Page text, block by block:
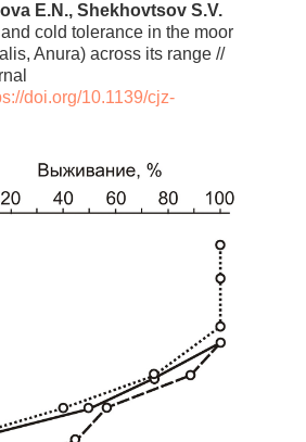
E.N., Shekhovtsov S.V.
cold tolerance in the moor
Anura) across its range //
doi.org/10.1139/cjz-